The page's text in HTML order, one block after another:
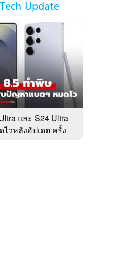
Tech Update
และ S24 Ultra
วหลังอัปเดต ครั้ง